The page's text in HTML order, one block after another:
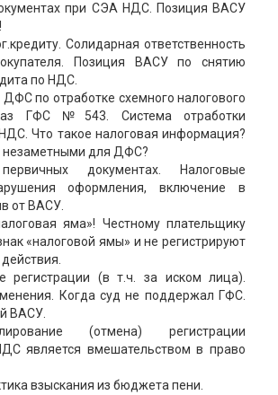
при СЭА НДС. Позиция ВАСУ
Солидарная ответственность
Позиция ВАСУ по снятию
по НДС.
по отработке схемного налогового
ГФС №543. Система отработки
Что такое налоговая информация?
незаметными для ДФС?
документах. Налоговые
оформления, включение в
от ВАСУ.
яма»! Честному плательщику
«налоговой ямы» и не регистрируют
регистрации (в т.ч. за иском лица).
Когда суд не поддержал ГФС.
ВАСУ.
(отмена) регистрации
является вмешательством в право
взыскания из бюджета пени.